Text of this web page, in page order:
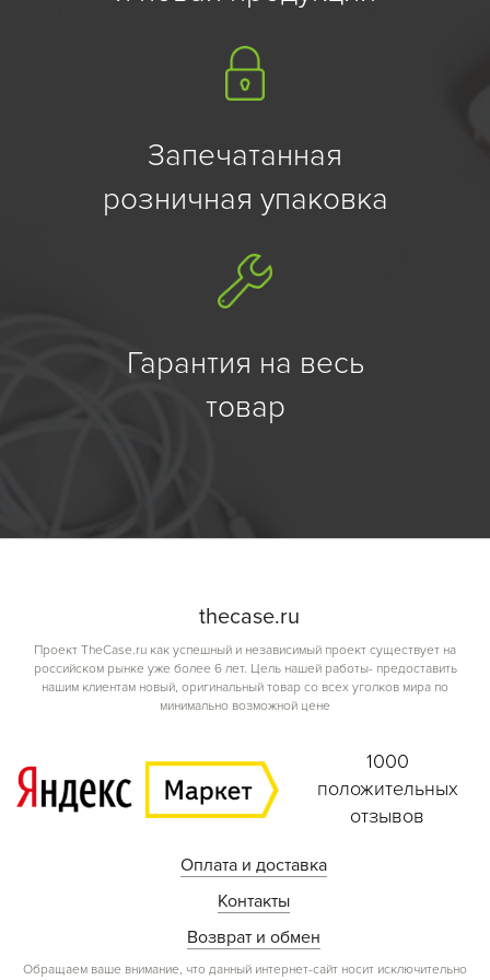
Запечатанная
розничная упаковка
Гарантия на весь
товар
thecase.ru
Проект TheCase.ru как успешный и независимый проект существует на
российском рынке уже более 6 лет. Цель нашей работы- предоставить
нашим клиентам новый, оригинальный товар со всех уголков мира по
минимально возможной цене
1000
положительных
отзывов
Оплата и доставка
Контакты
Возврат и обмен
Обращаем ваше внимание, что данный интернет-сайт носит исключительно